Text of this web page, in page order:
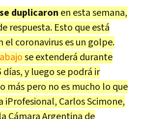
duplicaron en esta semana,
respuesta. Esto que está
el coronavirus es un golpe.
se extenderá durante
días, y luego se podrá ir
más pero no es mucho lo que
iProfesional, Carlos Scimone,